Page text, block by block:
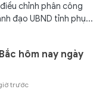
chỉnh phân công
đạo UBND tỉnh phụ...
hôm nay ngày
trước